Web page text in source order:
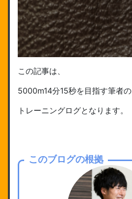
この記事は、
5000m14分15秒を目指す筆者の
トレーニングログとなります。
このブログの根拠